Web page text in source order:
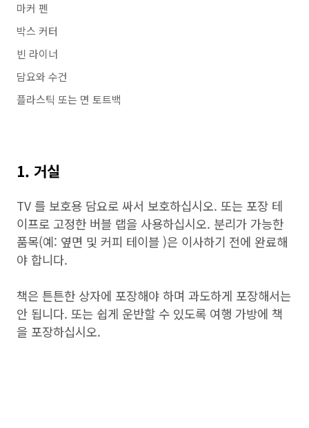
마커 펜
박스 커터
빈 라이너
담요와 수건
플라스틱 또는 면 토트백
1. 거실
TV 를 보호용 담요로 싸서 보호하십시오. 또는 포장 테
이프로 고정한 버블 랩을 사용하십시오. 분리가 가능한
품목(예: 옆면 및 커피 테이블 )은 이사하기 전에 완료해
야 합니다.
책은 튼튼한 상자에 포장해야 하며 과도하게 포장해서는
안 됩니다. 또는 쉽게 운반할 수 있도록 여행 가방에 책
을 포장하십시오.